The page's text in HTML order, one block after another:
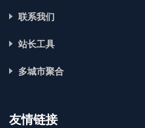
联系我们
站长工具
多城市聚合
友情链接